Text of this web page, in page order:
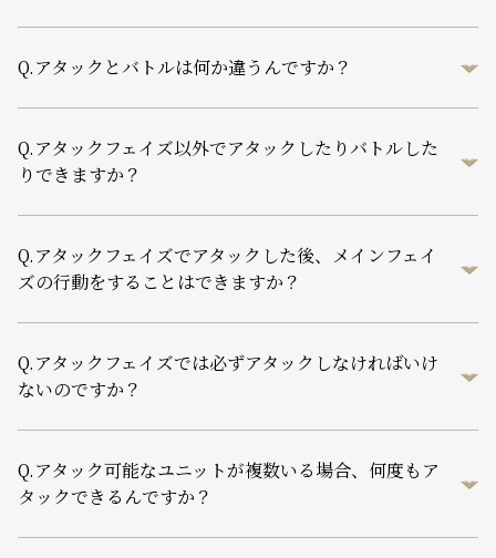
Q.アタックとバトルは何か違うんですか？
Q.アタックフェイズ以外でアタックしたりバトルした
りできますか？
Q.アタックフェイズでアタックした後、メインフェイ
ズの行動をすることはできますか？
Q.アタックフェイズでは必ずアタックしなければいけ
ないのですか？
Q.アタック可能なユニットが複数いる場合、何度もア
タックできるんですか？